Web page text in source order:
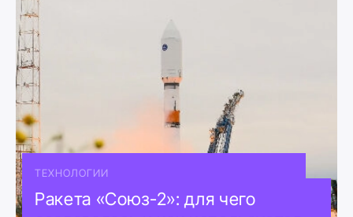
ТЕХНОЛОГИИ
Ракета «Союз-2»: для чего